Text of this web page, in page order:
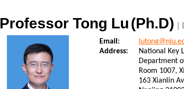
Professor Tong Lu(Ph.D)
Email:
Address:
National Key
Department
Room 1007,
163 Xianlin